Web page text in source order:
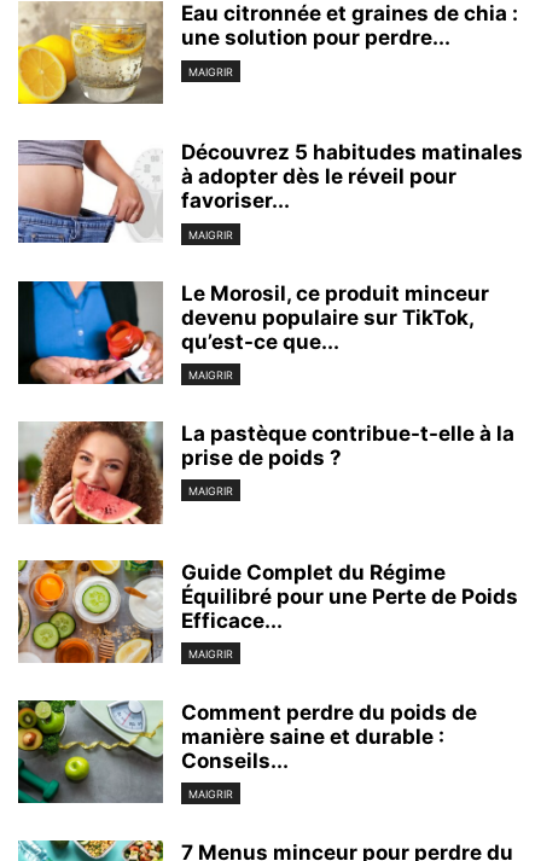
Eau citronnée et graines de chia :
une solution pour perdre...
MAIGRIR
Découvrez 5 habitudes matinales
à adopter dès le réveil pour
favoriser...
MAIGRIR
Le Morosil, ce produit minceur
devenu populaire sur TikTok,
qu’est-ce que...
MAIGRIR
La pastèque contribue-t-elle à la
prise de poids ?
MAIGRIR
Guide Complet du Régime
Équilibré pour une Perte de Poids
Efficace...
MAIGRIR
Comment perdre du poids de
manière saine et durable :
Conseils...
MAIGRIR
7 Menus minceur pour perdre du